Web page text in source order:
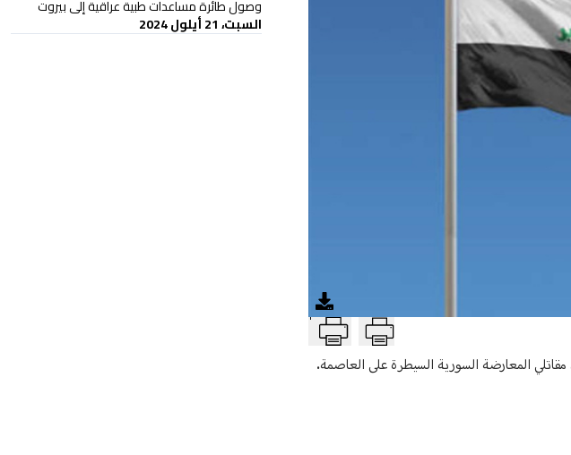
T
مقاتلي المعارضة السورية السيطرة على العاصمة.
وصول طائرة مساعدات طبية عراقية إلى بيروت
السبت، 21 أيلول 2024